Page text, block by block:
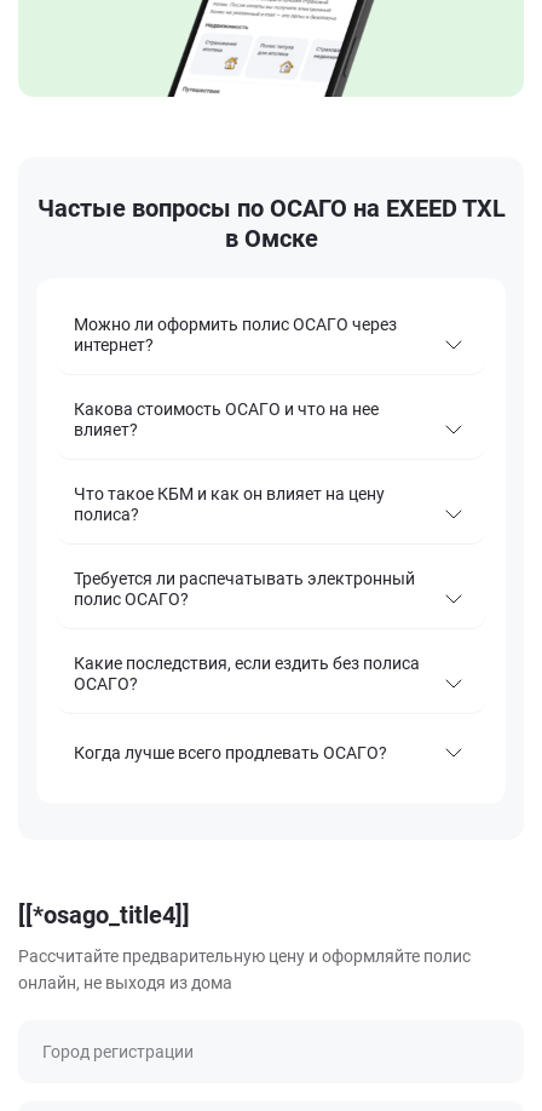
Частые вопросы по ОСАГО на EXEED TXL
в Омске
Можно ли оформить полис ОСАГО через
интернет?
Какова стоимость ОСАГО и что на нее
влияет?
Что такое КБМ и как он влияет на цену
полиса?
Требуется ли распечатывать электронный
полис ОСАГО?
Какие последствия, если ездить без полиса
ОСАГО?
Когда лучше всего продлевать ОСАГО?
[[*osago_title4]]
Рассчитайте предварительную цену и оформляйте полис
онлайн, не выходя из дома
Город регистрации